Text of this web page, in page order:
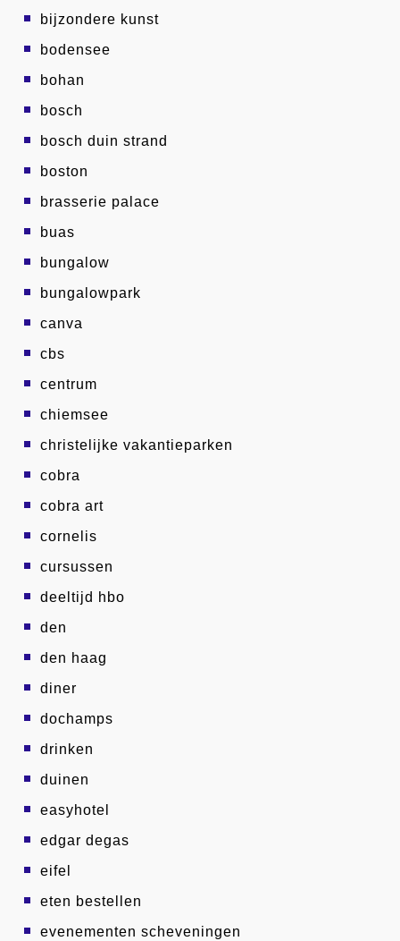
bijzondere kunst
bodensee
bohan
bosch
bosch duin strand
boston
brasserie palace
buas
bungalow
bungalowpark
canva
cbs
centrum
chiemsee
christelijke vakantieparken
cobra
cobra art
cornelis
cursussen
deeltijd hbo
den
den haag
diner
dochamps
drinken
duinen
easyhotel
edgar degas
eifel
eten bestellen
evenementen scheveningen